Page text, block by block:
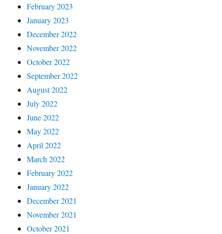
February 2023
January 2023
December 2022
November 2022
October 2022
September 2022
August 2022
July 2022
June 2022
May 2022
April 2022
March 2022
February 2022
January 2022
December 2021
November 2021
October 2021